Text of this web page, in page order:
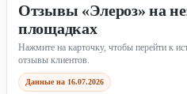
Отзывы «Элероз» на
площадках
Нажмите на карточку, чтобы перейти к
отзывы клиентов.
Данные на 16.07.2026